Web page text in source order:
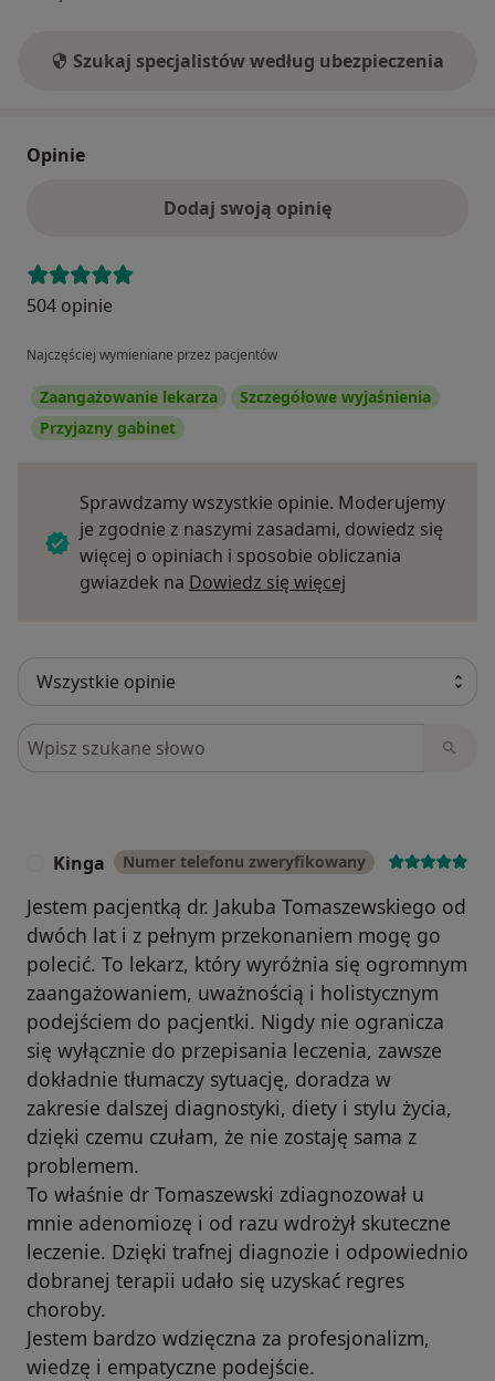
Szukaj specjalistów według ubezpieczenia
Opinie
Dodaj swoją opinię
504 opinie
Najczęściej wymieniane przez pacjentów
Zaangażowanie lekarza
Szczegółowe wyjaśnienia
Przyjazny gabinet
Sprawdzamy wszystkie opinie. Moderujemy
je zgodnie z naszymi zasadami, dowiedz się
więcej o opiniach i sposobie obliczania
gwiazdek na Dowiedz się więcej
Szukaj w opiniach
Kinga Numer telefonu zweryfikowany
Jestem pacjentką dr. Jakuba Tomaszewskiego od
dwóch lat i z pełnym przekonaniem mogę go
polecić. To lekarz, który wyróżnia się ogromnym
zaangażowaniem, uważnością i holistycznym
podejściem do pacjentki. Nigdy nie ogranicza
się wyłącznie do przepisania leczenia, zawsze
dokładnie tłumaczy sytuację, doradza w
zakresie dalszej diagnostyki, diety i stylu życia,
dzięki czemu czułam, że nie zostaję sama z
problemem.
To właśnie dr Tomaszewski zdiagnozował u
mnie adenomiozę i od razu wdrożył skuteczne
leczenie. Dzięki trafnej diagnozie i odpowiednio
dobranej terapii udało się uzyskać regres
choroby.
Jestem bardzo wdzięczna za profesjonalizm,
wiedzę i empatyczne podejście.